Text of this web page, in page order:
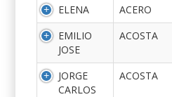
ELENA ACERO
EMILIO
JOSE
ACOSTA
JORGE
CARLOS
ACOSTA